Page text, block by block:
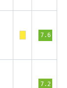
7.6
7.2